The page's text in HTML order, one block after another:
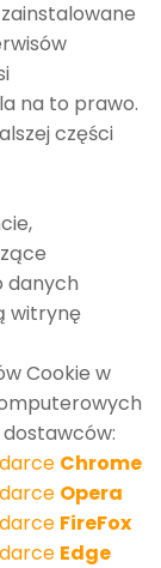
na to prawo.
części
danych
witrynę
Cookie w
Chrome
Opera
FireFox
Edge